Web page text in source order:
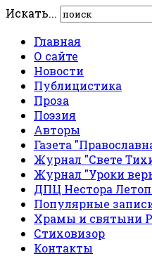
Искать...
Главная
О сайте
Новости
Публицистика
Проза
Поэзия
Авторы
Газета
Журнал "Свете
Журнал "Уроки
ДПЦ Нестора
Популярные
Храмы и святыни
Стиховизор
Контакты